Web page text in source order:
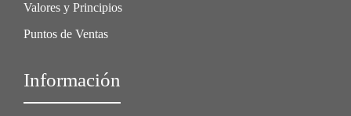
Valores y Principios
Puntos de Ventas
Información